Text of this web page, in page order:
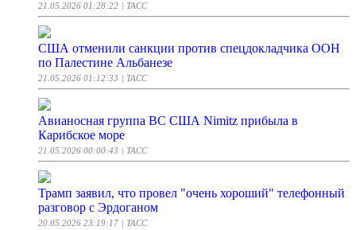
21.05.2026 01:28:22 | ТАСС
США отменили санкции против спецдокладчика ООН
по Палестине Альбанезе
21.05.2026 01:12:33 | ТАСС
Авианосная группа ВС США Nimitz прибыла в
Карибское море
21.05.2026 00:00:43 | ТАСС
Трамп заявил, что провел "очень хороший" телефонный
разговор с Эрдоганом
20.05.2026 23:19:17 | ТАСС